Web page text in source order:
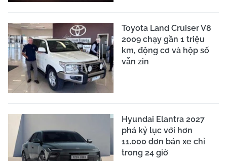
Toyota Land Cruiser V8
2009 chạy gần 1 triệu
km, động cơ và hộp số
vẫn zin
Hyundai Elantra 2027
phá kỷ lục với hơn
11.000 đơn bán xe chỉ
trong 24 giờ